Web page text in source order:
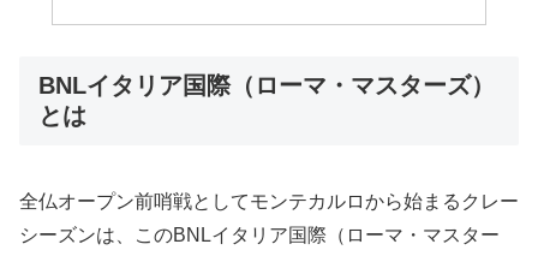
BNLイタリア国際（ローマ・マスターズ）
とは
全仏オープン前哨戦としてモンテカルロから始まるクレー
シーズンは、このBNLイタリア国際（ローマ・マスター